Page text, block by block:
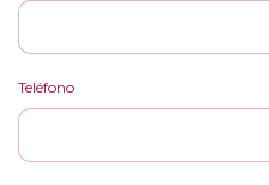
Teléfono